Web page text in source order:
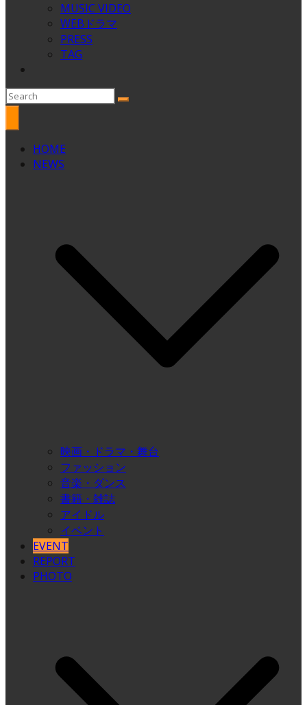
MUSIC VIDEO
WEBドラマ
PRESS
TAG
HOME
NEWS
映画・ドラマ・舞台
ファッション
音楽・ダンス
書籍・雑誌
アイドル
イベント
EVENT
REPORT
PHOTO